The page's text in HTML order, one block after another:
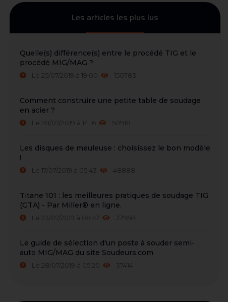
Les articles les plus lus
Quelle(s) différence(s) entre le procédé TIG et le
procédé MIG/MAG ?
Le 25/07/2019 à 19:00 150783
Comment construire une petite table de soudage
en acier ?
Le 28/07/2019 à 14:16 50918
Les disques de meuleuse : choisissez le bon modèle
!
Le 17/07/2019 à 05:43 48888
Titane 101 : les meilleures pratiques de soudage TIG
(GTA) - Par Miller® en ligne.
Le 23/07/2019 à 08:47 37950
Le guide de sélection d'un poste à souder semi-
auto MIG/MAG du site Soudeurs.com
Le 28/07/2019 à 05:20 37414